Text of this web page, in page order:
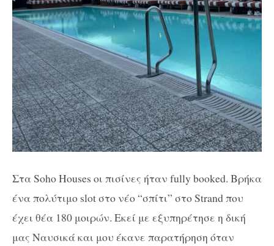
Στα Soho Houses οι πισίνες ήταν fully booked. Βρήκα
ένα πολύτιμο slot στο νέο “σπίτι” στο Strand που
έχει θέα 180 μοιρών. Εκεί με εξυπηρέτησε η δική
μας Ναυσικά και μου έκανε παρατήρηση όταν